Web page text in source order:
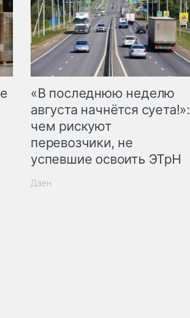
«В последнюю неделю
августа начнётся суета!»:
чем рискуют
перевозчики, не
успевшие освоить ЭТрН
Дзен